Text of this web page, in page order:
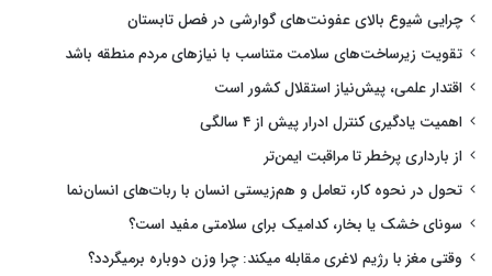
چرایی شیوع بالای عفونت‌های گوارشی در فصل تابستان
تقویت زیرساخت‌های سلامت متناسب با نیازهای مردم منطقه باشد
اقتدار علمی، پیش‌نیاز استقلال کشور است
اهمیت یادگیری کنترل ادرار پیش از ۴ سالگی
از بارداری پرخطر تا مراقبت ایمن‌تر
تحول در نحوه کار، تعامل و هم‌زیستی انسان با ربات‌های انسان‌نما
سونای خشک یا بخار، کدامیک برای سلامتی مفید است؟
وقتی مغز با رژیم لاغری مقابله میکند: چرا وزن دوباره برمیگردد؟